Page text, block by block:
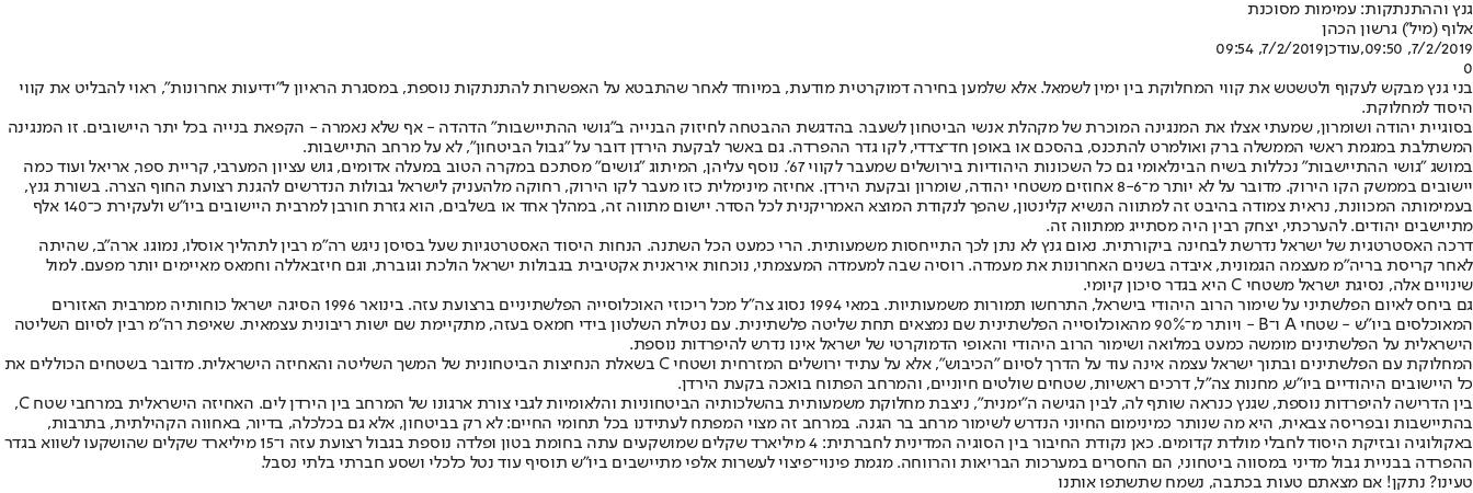
גנץ וההתנתקות: עמימות מסוכנת
אלוף (מיל') גרשון הכהן
7/2/2019, 09:50
,עודכן7/2/2019, 09:54
0
בני גנץ מבקש לעקוף ולטשטש את קווי המחלוקת בין ימין לשמאל. אלא שלמען בחירה דמוקרטית מודעת, במיוחד לאחר שהתבטא על האפשרות להתנתקות נוספת, במסגרת הראיון ל"ידיעות אחרונות", ראוי להבליט את קווי
היסוד למחלוקת.
בסוגיית יהודה ושומרון, שמעתי אצלו את המנגינה המוכרת של מקהלת אנשי הביטחון לשעבר. בהדגשת ההבטחה לחיזוק הבנייה ב"גושי ההתיישבות" הדהדה - אף שלא נאמרה - הקפאת בנייה בכל יתר היישובים. זו המנגינה
המשתלבת במגמת ראשי הממשלה ברק ואולמרט להתכנס, בהסכם או באופן חד־צדדי, לקו גדר ההפרדה. גם באשר לבקעת הירדן דובר על "גבול הביטחון", לא על מרחב התיישבות.
במושג "גושי ההתיישבות" נכללות בשיח הבינלאומי גם כל השכונות היהודיות בירושלים שמעבר לקווי 67'. נוסף עליהן, המיתוג "גושים" מסתכם במקרה הטוב במעלה אדומים, גוש עציון המערבי, קריית ספר, אריאל ועוד כמה
יישובים בממשק הקו הירוק. מדובר על לא יותר מ־8-6 אחוזים משטחי יהודה, שומרון ובקעת הירדן. אחיזה מינימלית כזו מעבר לקו הירוק, רחוקה מלהעניק לישראל גבולות הנדרשים להגנת רצועת החוף הצרה. בשורת גנץ,
בעמימותה המכוונת, נראית צמודה בהיבט זה למתווה הנשיא קלינטון, שהפך לנקודת המוצא האמריקנית לכל הסדר. יישום מתווה זה, במהלך אחד או בשלבים, הוא גזרת חורבן למרבית היישובים ביו"ש ולעקירת כ־140 אלף
מתיישבים יהודים. להערכתי, יצחק רבין היה מסתייג ממתווה זה.
דרכה האסטרטגית של ישראל נדרשת לבחינה ביקורתית. נאום גנץ לא נתן לכך התייחסות משמעותית. הרי כמעט הכל השתנה. הנחות היסוד האסטרטגיות שעל בסיסן ניגש רה"מ רבין לתהליך אוסלו, נמוגו. ארה"ב, שהיתה
לאחר קריסת בריה"מ מעצמה הגמונית, איבדה בשנים האחרונות את מעמדה. רוסיה שבה למעמדה המעצמתי, נוכחות איראנית אקטיבית בגבולות ישראל הולכת וגוברת, וגם חיזבאללה וחמאס מאיימים יותר מפעם. למול
שינויים אלה, נסיגת ישראל משטחי C היא בגדר סיכון קיומי.
גם ביחס לאיום הפלשתיני על שימור הרוב היהודי בישראל, התרחשו תמורות משמעותיות. במאי 1994 נסוג צה"ל מכל ריכוזי האוכלוסייה הפלשתיניים ברצועת עזה. בינואר 1996 הסיגה ישראל כוחותיה ממרבית האזורים
המאוכלסים ביו"ש - שטחי A ו־B - ויותר מ־90% מהאוכלוסייה הפלשתינית שם נמצאים תחת שליטה פלשתינית. עם נטילת השלטון בידי חמאס בעזה, מתקיימת שם ישות ריבונית עצמאית. שאיפת רה"מ רבין לסיום השליטה
הישראלית על הפלשתינים מומשה כמעט במלואה ושימור הרוב היהודי והאופי הדמוקרטי של ישראל אינו נדרש להיפרדות נוספת.
המחלוקת עם הפלשתינים ובתוך ישראל עצמה אינה עוד על הדרך לסיום "הכיבוש", אלא על עתיד ירושלים המזרחית ושטחי C בשאלת הנחיצות הביטחונית של המשך השליטה והאחיזה הישראלית. מדובר בשטחים הכוללים את
כל היישובים היהודיים ביו"ש, מחנות צה"ל, דרכים ראשיות, שטחים שולטים חיוניים, והמרחב הפתוח בואכה בקעת הירדן.
בין הדרישה להיפרדות נוספת, שגנץ כנראה שותף לה, לבין הגישה ה"ימנית", ניצבת מחלוקת משמעותית בהשלכותיה הביטחוניות והלאומיות לגבי צורת ארגונו של המרחב בין הירדן לים. האחיזה הישראלית במרחבי שטח C,
בהתיישבות ובפריסה צבאית, היא מה שנותר כמינימום החיוני הנדרש לשימור מרחב בר הגנה. במרחב זה מצוי המפתח לעתידנו בכל תחומי החיים: לא רק בביטחון, אלא גם בכלכלה, בדיור, באחווה הקהילתית, בתרבות,
באקולוגיה ובזיקת היסוד לחבלי מולדת קדומים. כאן נקודת החיבור בין הסוגיה המדינית לחברתית: 4 מיליארד שקלים שמושקעים עתה בחומת בטון ופלדה נוספת בגבול רצועת עזה ו־15 מיליארד שקלים שהושקעו לשווא בגדר
ההפרדה בבניית גבול מדיני במסווה ביטחוני, הם החסרים במערכות הבריאות והרווחה. מגמת פינוי־פיצוי לעשרות אלפי מתיישבים ביו"ש תוסיף עוד נטל כלכלי ושסע חברתי בלתי נסבל.
טעינו? נתקן! אם מצאתם טעות בכתבה, נשמח שתשתפו אותנו